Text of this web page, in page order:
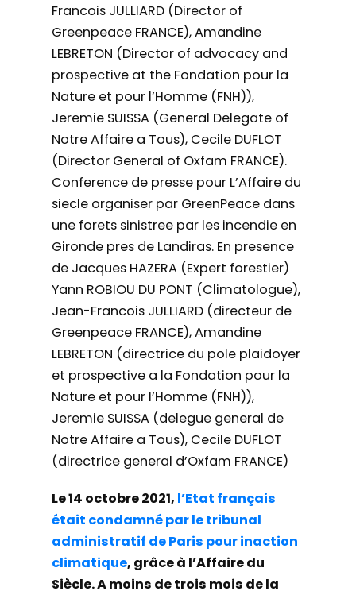
Francois JULLIARD (Director of
Greenpeace FRANCE), Amandine
LEBRETON (Director of advocacy and
prospective at the Fondation pour la
Nature et pour l’Homme (FNH)),
Jeremie SUISSA (General Delegate of
Notre Affaire a Tous), Cecile DUFLOT
(Director General of Oxfam FRANCE).
Conference de presse pour L’Affaire du
siecle organiser par GreenPeace dans
une forets sinistree par les incendie en
Gironde pres de Landiras. En presence
de Jacques HAZERA (Expert forestier)
Yann ROBIOU DU PONT (Climatologue),
Jean-Francois JULLIARD (directeur de
Greenpeace FRANCE), Amandine
LEBRETON (directrice du pole plaidoyer
et prospective a la Fondation pour la
Nature et pour l’Homme (FNH)),
Jeremie SUISSA (delegue general de
Notre Affaire a Tous), Cecile DUFLOT
(directrice general d’Oxfam FRANCE)
Le 14 octobre 2021, l’Etat français
était condamné par le tribunal
administratif de Paris pour inaction
climatique, grâce à l’Affaire du
Siècle. A moins de trois mois de la